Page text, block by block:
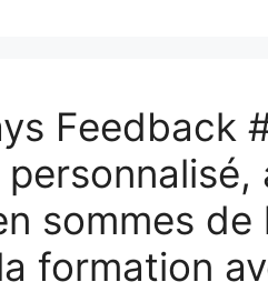
Feedback
sommes de
formation